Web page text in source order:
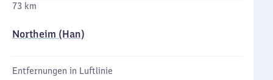
73 km
Northeim (Han)
Entfernungen in Luftlinie